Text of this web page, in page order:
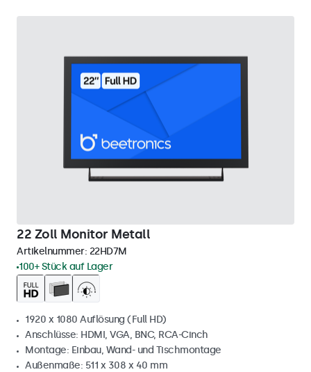
22 Zoll Monitor Metall
Artikelnummer: 22HD7M
100+ Stück auf Lager
1920 x 1080 Auflösung (Full HD)
Anschlüsse: HDMI, VGA, BNC, RCA-Cinch
Montage: Einbau, Wand- und Tischmontage
Außenmaße: 511 x 308 x 40 mm